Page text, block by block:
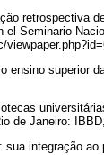
retrospectiva
Seminario
ensino superior
de Janeiro:
integração